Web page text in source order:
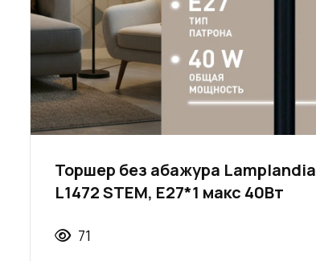
Торшер без абажура Lamplandia
L1472 STEM, Е27*1 макс 40Вт
71